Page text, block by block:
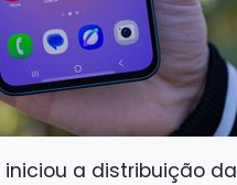
iniciou a distribuição da